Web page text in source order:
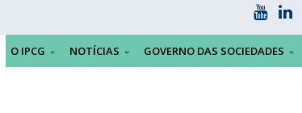
O IPCG NOTÍCIAS GOVERNO DAS SOCIEDADES